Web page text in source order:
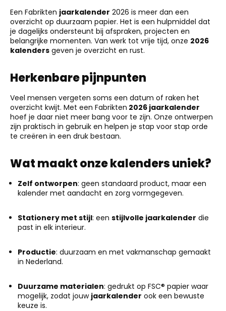
Een Fabrikten jaarkalender 2026 is meer dan een
overzicht op duurzaam papier. Het is een hulpmiddel dat
je dagelijks ondersteunt bij afspraken, projecten en
belangrijke momenten. Van werk tot vrije tijd, onze 2026
kalenders geven je overzicht en rust.
Herkenbare pijnpunten
Veel mensen vergeten soms een datum of raken het
overzicht kwijt. Met een Fabrikten 2026 jaarkalender
hoef je daar niet meer bang voor te zijn. Onze ontwerpen
zijn praktisch in gebruik en helpen je stap voor stap orde
te creëren in een druk bestaan.
Wat maakt onze kalenders uniek?
Zelf ontworpen: geen standaard product, maar een
kalender met aandacht en zorg vormgegeven.
Stationery met stijl: een stijlvolle jaarkalender die
past in elk interieur.
Productie: duurzaam en met vakmanschap gemaakt
in Nederland.
Duurzame materialen: gedrukt op FSC® papier waar
mogelijk, zodat jouw jaarkalender ook een bewuste
keuze is.